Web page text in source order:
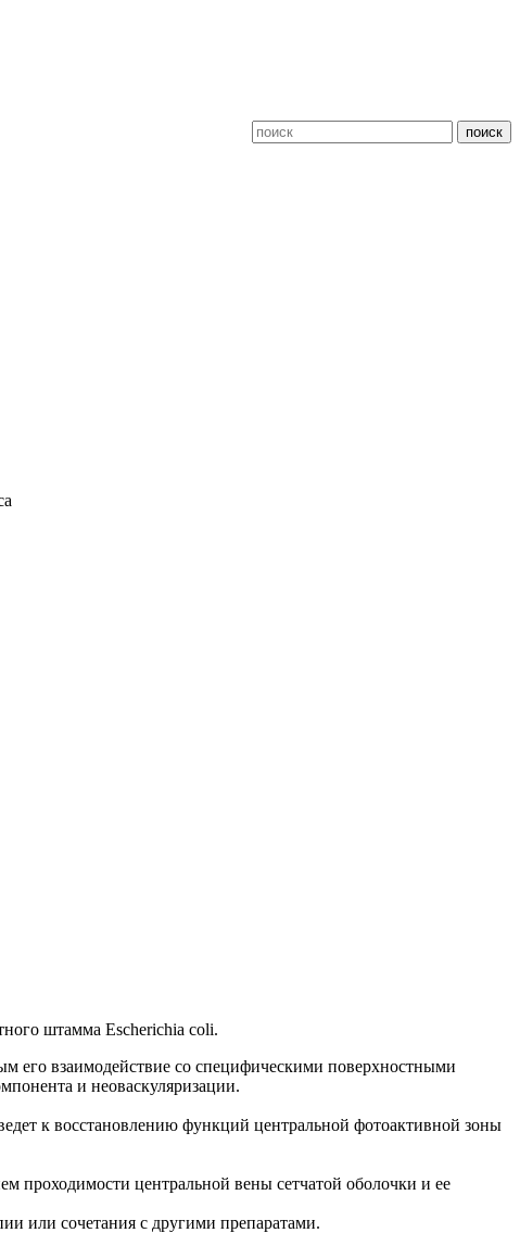
штамма Escherichia coli.
его взаимодействие со специфическими поверхностными
и неоваскуляризации.
к восстановлению функций центральной фотоактивной зоны
проходимости центральной вены сетчатой оболочки и ее
или сочетания с другими препаратами.